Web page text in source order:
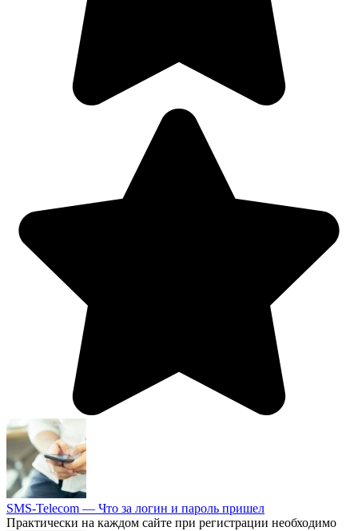
SMS-Telecom — Что за логин и пароль пришел
Практически на каждом сайте при регистрации необходимо